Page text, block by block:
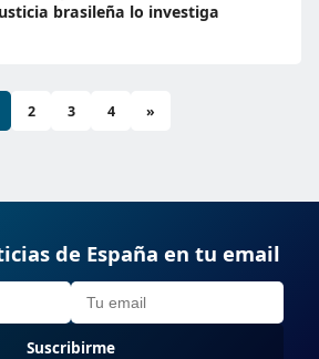
brasileña lo investiga
2 3 4 »
de España en tu email
Suscribirme